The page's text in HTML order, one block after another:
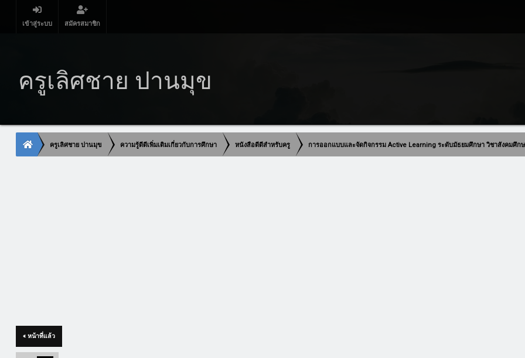
เข้าสู่ระบบ สมัครสมาชิก
ครูเลิศชาย ปานมุข
ครูเลิศชาย ปานมุข ความรู้ดีดีเพิ่มเติมเกี่ยวกับการศึกษา หนังสือดีดีสำหรับครู การออกแบบและจัดกิจกรรม Active Learning ระดับมัธยมศึกษา วิชาสังคมศึก
« หน้าที่แล้ว